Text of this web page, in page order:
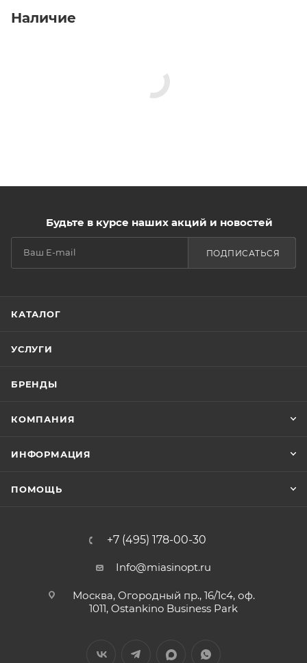
Наличие
Будьте в курсе наших акций и новостей
ПОДПИСАТЬСЯ
КАТАЛОГ
УСЛУГИ
БРЕНДЫ
КОМПАНИЯ
ИНФОРМАЦИЯ
ПОМОЩЬ
+7 (495) 178-00-30
Info@miasinopt.ru
Москва, Огородный пр., 16/1с4, оф.
1011, Ostankino Business Park